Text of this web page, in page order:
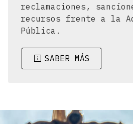
reclamaciones,
recursos frente a la
Pública.
SABER MÁS